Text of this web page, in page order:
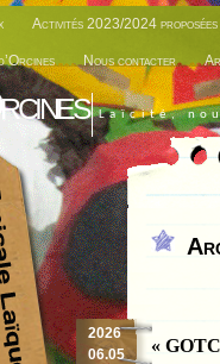
Activités 2023/2024 proposées
Nous contacter
Laïcité,
«
2026
06.05